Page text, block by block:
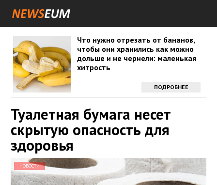
Что нужно отрезать от бананов,
чтобы они хранились как можно
дольше и не чернели: маленькая
хитрость
ПОДРОБНЕЕ
Туалетная бумага несет
скрытую опасность для
здоровья
НОВОСТИ